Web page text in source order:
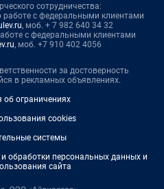
сотрудничества:
с федеральными клиентами
, моб. + 7 982 640 34 32
с федеральными клиентами
, моб. +7 910 402 4056
за достоверность
в рекламных объявлениях.
ограничениях
cookies
системы
обработки персональных данных и
сайта